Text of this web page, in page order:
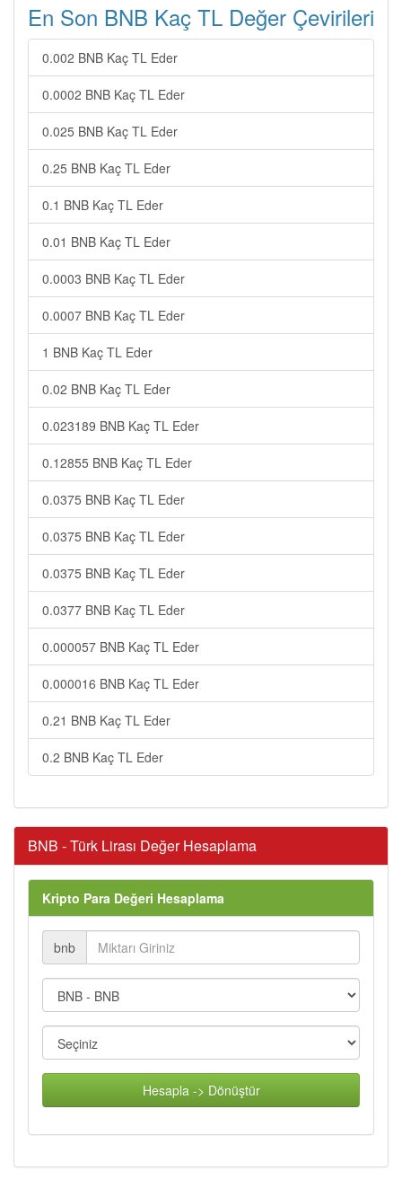
En Son BNB Kaç TL Değer Çevirileri
0.002 BNB Kaç TL Eder
0.0002 BNB Kaç TL Eder
0.025 BNB Kaç TL Eder
0.25 BNB Kaç TL Eder
0.1 BNB Kaç TL Eder
0.01 BNB Kaç TL Eder
0.0003 BNB Kaç TL Eder
0.0007 BNB Kaç TL Eder
1 BNB Kaç TL Eder
0.02 BNB Kaç TL Eder
0.023189 BNB Kaç TL Eder
0.12855 BNB Kaç TL Eder
0.0375 BNB Kaç TL Eder
0.0375 BNB Kaç TL Eder
0.0375 BNB Kaç TL Eder
0.0377 BNB Kaç TL Eder
0.000057 BNB Kaç TL Eder
0.000016 BNB Kaç TL Eder
0.21 BNB Kaç TL Eder
0.2 BNB Kaç TL Eder
BNB - Türk Lirası Değer Hesaplama
Kripto Para Değeri Hesaplama
bnb
Hesapla -> Dönüştür